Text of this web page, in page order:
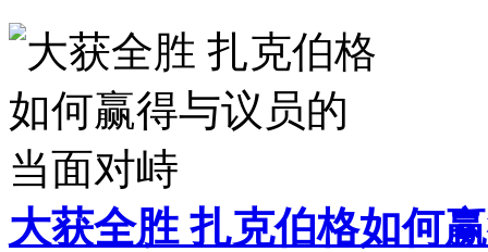
大获全胜 扎克伯格如何赢